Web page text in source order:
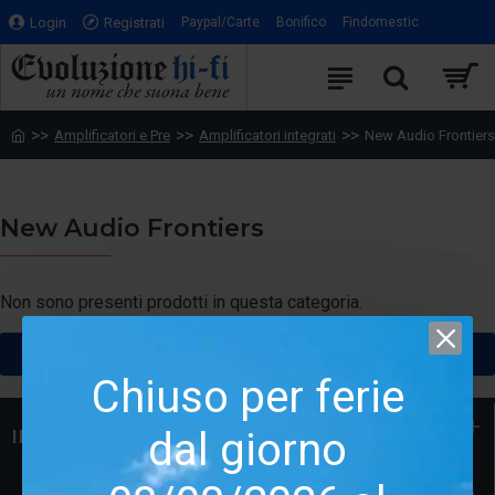
Chiuso per ferie
dal giorno
Login Registrati Paypal/Carte Bonifico Findomestic
Amplificatori e Pre Amplificatori integrati New Audio Frontiers
New Audio Frontiers
Non sono presenti prodotti in questa categoria.
INFORMAZIONI